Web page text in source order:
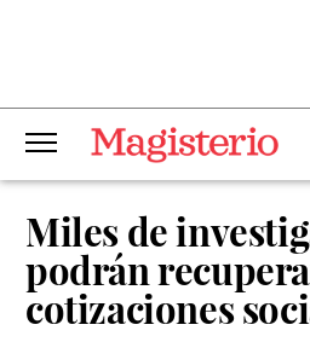
Miles de
podrán
cotizaciones